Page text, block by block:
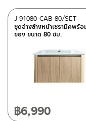
RASLAND
ประเภท
กระจกส่องหน้าเข้า
วัสดุ
ชุดอ่างล้างหน้าเซรามิคพร้อ
ของ ขนาด 80 ซม.
J 91080-CAB-80/SET
฿6,990